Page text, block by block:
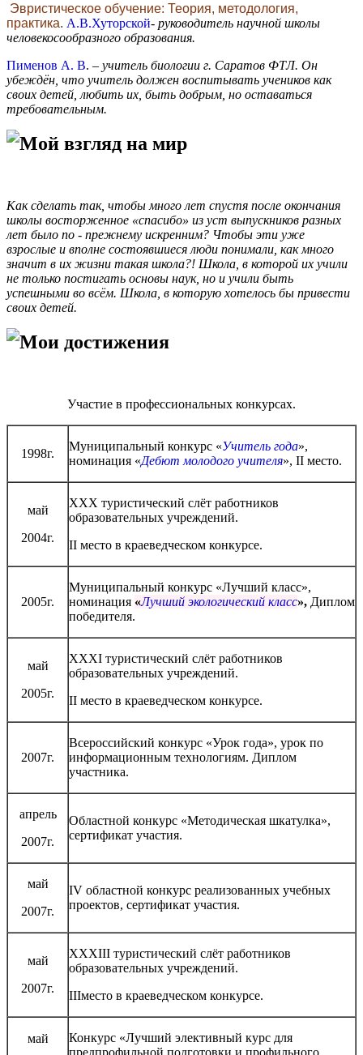
Эвристическое обучение: Теория, методология,
практика. А.В.Хуторской- руководитель научной школы
человекосообразного образования.
Пименов А. В. – учитель биологии г. Саратов ФТЛ. Он
убеждён, что учитель должен воспитывать учеников как
своих детей, любить их, быть добрым, но оставаться
требовательным.
Мой взгляд на мир
Как сделать так, чтобы много лет спустя после окончания
школы восторженное «спасибо» из уст выпускников разных
лет было по - прежнему искренним? Чтобы эти уже
взрослые и вполне состоявшиеся люди понимали, как много
значит в их жизни такая школа?! Школа, в которой их учили
не только постигать основы наук, но и учили быть
успешными во всём. Школа, в которую хотелось бы привести
своих детей.
Мои достижения
Участие в профессиональных конкурсах.
1998г.
Муниципальный конкурс «Учитель года»,
номинация «Дебют молодого учителя», II место.
май
2004г.
ХХХ туристический слёт работников
образовательных учреждений.
II место в краеведческом конкурсе.
2005г.
Муниципальный конкурс «Лучший класс»,
номинация «Лучший экологический класс», Диплом
победителя.
май
2005г.
ХХХI туристический слёт работников
образовательных учреждений.
II место в краеведческом конкурсе.
2007г.
Всероссийский конкурс «Урок года», урок по
информационным технологиям. Диплом
участника.
апрель
2007г.
Областной конкурс «Методическая шкатулка»,
сертификат участия.
май
2007г.
IV областной конкурс реализованных учебных
проектов, сертификат участия.
май
2007г.
ХХХIII туристический слёт работников
образовательных учреждений.
IIIместо в краеведческом конкурсе.
май
Конкурс «Лучший элективный курс для
предпрофильной подготовки и профильного